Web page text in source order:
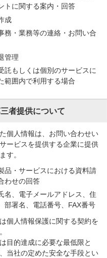
トに関する案内・回答
成
務・業務等の連絡・お問い合
管理
託もしくは個別のサービスに
範囲内で利用する場合
者提供について
個人情報は、お問い合わせい
ービスを提供する企業に提供
す。
品・サービスにおける資料請
わせの回答
名、電子メールアドレス、住
部署名、電話番号、FAX番号
個人情報保護に関する契約を
目的達成に必要な最低限と
当社の定めた安全な手段とい